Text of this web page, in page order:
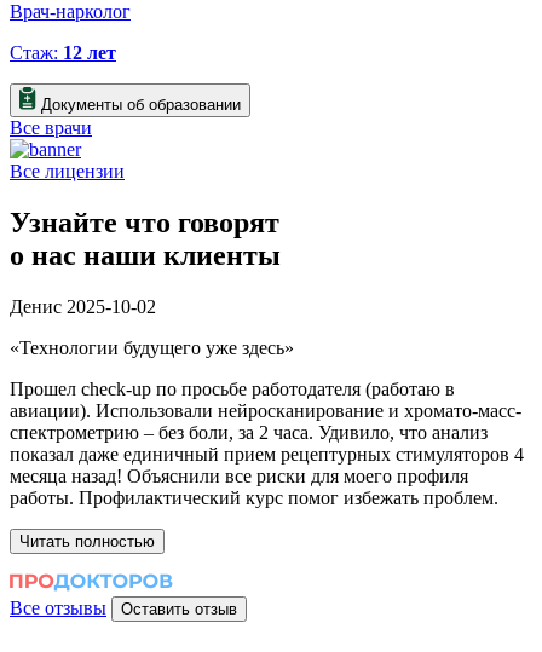
Врач-нарколог
Стаж: 12 лет
Документы об образовании
Все врачи
Все лицензии
Узнайте что говорят
о нас наши клиенты
Денис 2025-10-02
«Технологии будущего уже здесь»
Прошел check-up по просьбе работодателя (работаю в
авиации). Использовали нейросканирование и хромато-масс-
спектрометрию – без боли, за 2 часа. Удивило, что анализ
показал даже единичный прием рецептурных стимуляторов 4
месяца назад! Объяснили все риски для моего профиля
работы. Профилактический курс помог избежать проблем.
Читать полностью
Все отзывы Оставить отзыв